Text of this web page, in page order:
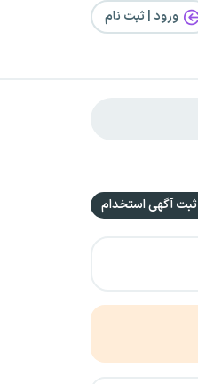
ورود | ثبت‌ نام
ثبت آگهی استخدام